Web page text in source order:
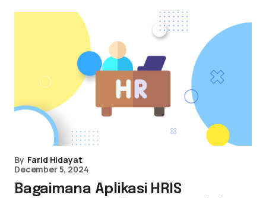
By Farid Hidayat
December 5, 2024
Bagaimana Aplikasi HRIS